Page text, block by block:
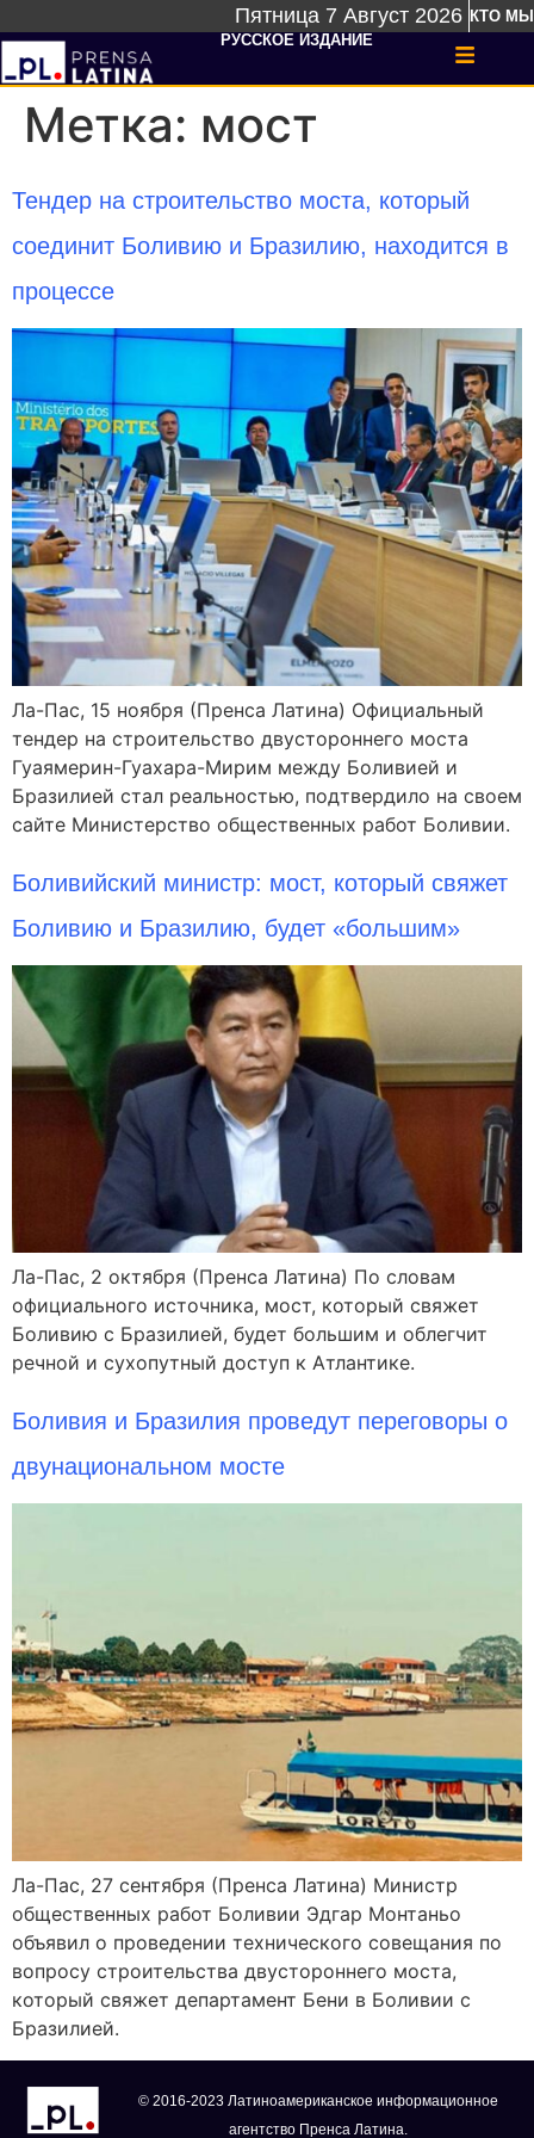
Пятница 7 Август 2026 КТО МЫ
РУССКОЕ ИЗДАНИЕ
Метка: мост
Тендер на строительство моста, который
соединит Боливию и Бразилию, находится в
процессе
Ла-Пас, 15 ноября (Пренса Латина) Официальный
тендер на строительство двустороннего моста
Гуаямерин-Гуахара-Мирим между Боливией и
Бразилией стал реальностью, подтвердило на своем
сайте Министерство общественных работ Боливии.
Боливийский министр: мост, который свяжет
Боливию и Бразилию, будет «большим»
Ла-Пас, 2 октября (Пренса Латина) По словам
официального источника, мост, который свяжет
Боливию с Бразилией, будет большим и облегчит
речной и сухопутный доступ к Атлантике.
Боливия и Бразилия проведут переговоры о
двунациональном мосте
Ла-Пас, 27 сентября (Пренса Латина) Министр
общественных работ Боливии Эдгар Монтаньо
объявил о проведении технического совещания по
вопросу строительства двустороннего моста,
который свяжет департамент Бени в Боливии с
Бразилией.
© 2016-2023 Латиноамериканское информационное
агентство Пренса Латина.